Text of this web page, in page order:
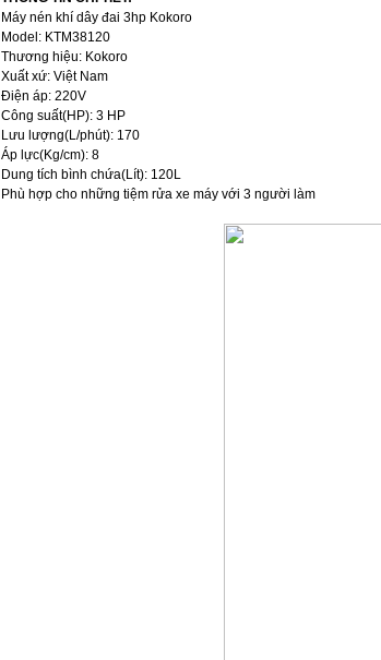
Máy nén khí dây đai 3hp Kokoro
Model: KTM38120
Thương hiệu: Kokoro
Xuất xứ: Việt Nam
Điện áp: 220V
Công suất(HP): 3 HP
Lưu lượng(L/phút): 170
Áp lực(Kg/cm): 8
Dung tích bình chứa(Lít): 120L
Phù hợp cho những tiệm rửa xe máy với 3 người làm